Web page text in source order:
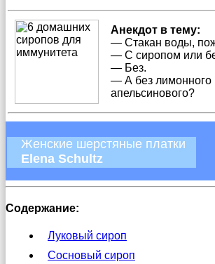
Анекдот в тему:
— Стакан воды,
— С сиропом или
— Без.
— А без лимонного
апельсинового?
Женские шерстяные платки
Elena Schultz
Содержание:
Луковый сироп
Сосновый сироп